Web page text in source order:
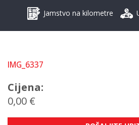
Jamstvo na kilometre
IMG_6337
Cijena:
0,00 €